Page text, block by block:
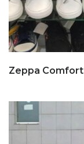
Zeppa Comfort